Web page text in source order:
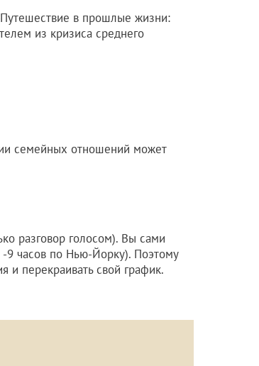
в прошлые жизни:
из кризиса среднего
семейных отношений может
разговор голосом). Вы сами
9 часов по Нью-Йорку). Поэтому
и перекраивать свой график.